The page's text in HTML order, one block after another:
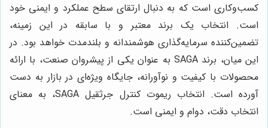
کسب‌وکاری است که به دنبال ارتقای سطح عملکرد و ایمنی خود
است. انتخاب یک برند معتبر و با سابقه در این زمینه،
تضمین‌کننده سرمایه‌گذاری هوشمندانه و بلندمدت خواهد بود. در
این میان، برند SAGA به عنوان یکی از پیشروان صنعت، با ارائه
محصولات با کیفیت و نوآورانه، جایگاه ویژه‌ای در بازار به دست
آورده است. انتخاب ریموت کنترل جرثقیل SAGA، به معنای
انتخاب دقت، دوام و ایمنی است.